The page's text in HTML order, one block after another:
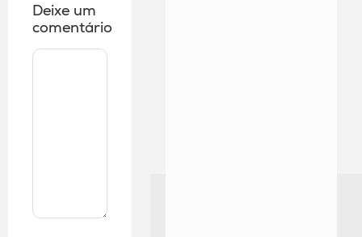
Deixe um
comentário